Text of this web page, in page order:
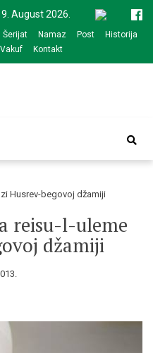
August 2026.
Šerijat Namaz Post
Historija
Vakuf Kontakt
Bijeljina
Husrev-begovoj džamiji
reisu-l-uleme
džamiji